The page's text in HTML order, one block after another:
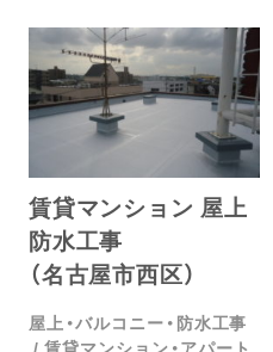
賃貸マンション 屋上
防水工事
（名古屋市西区）
屋上・バルコニー・防水工事